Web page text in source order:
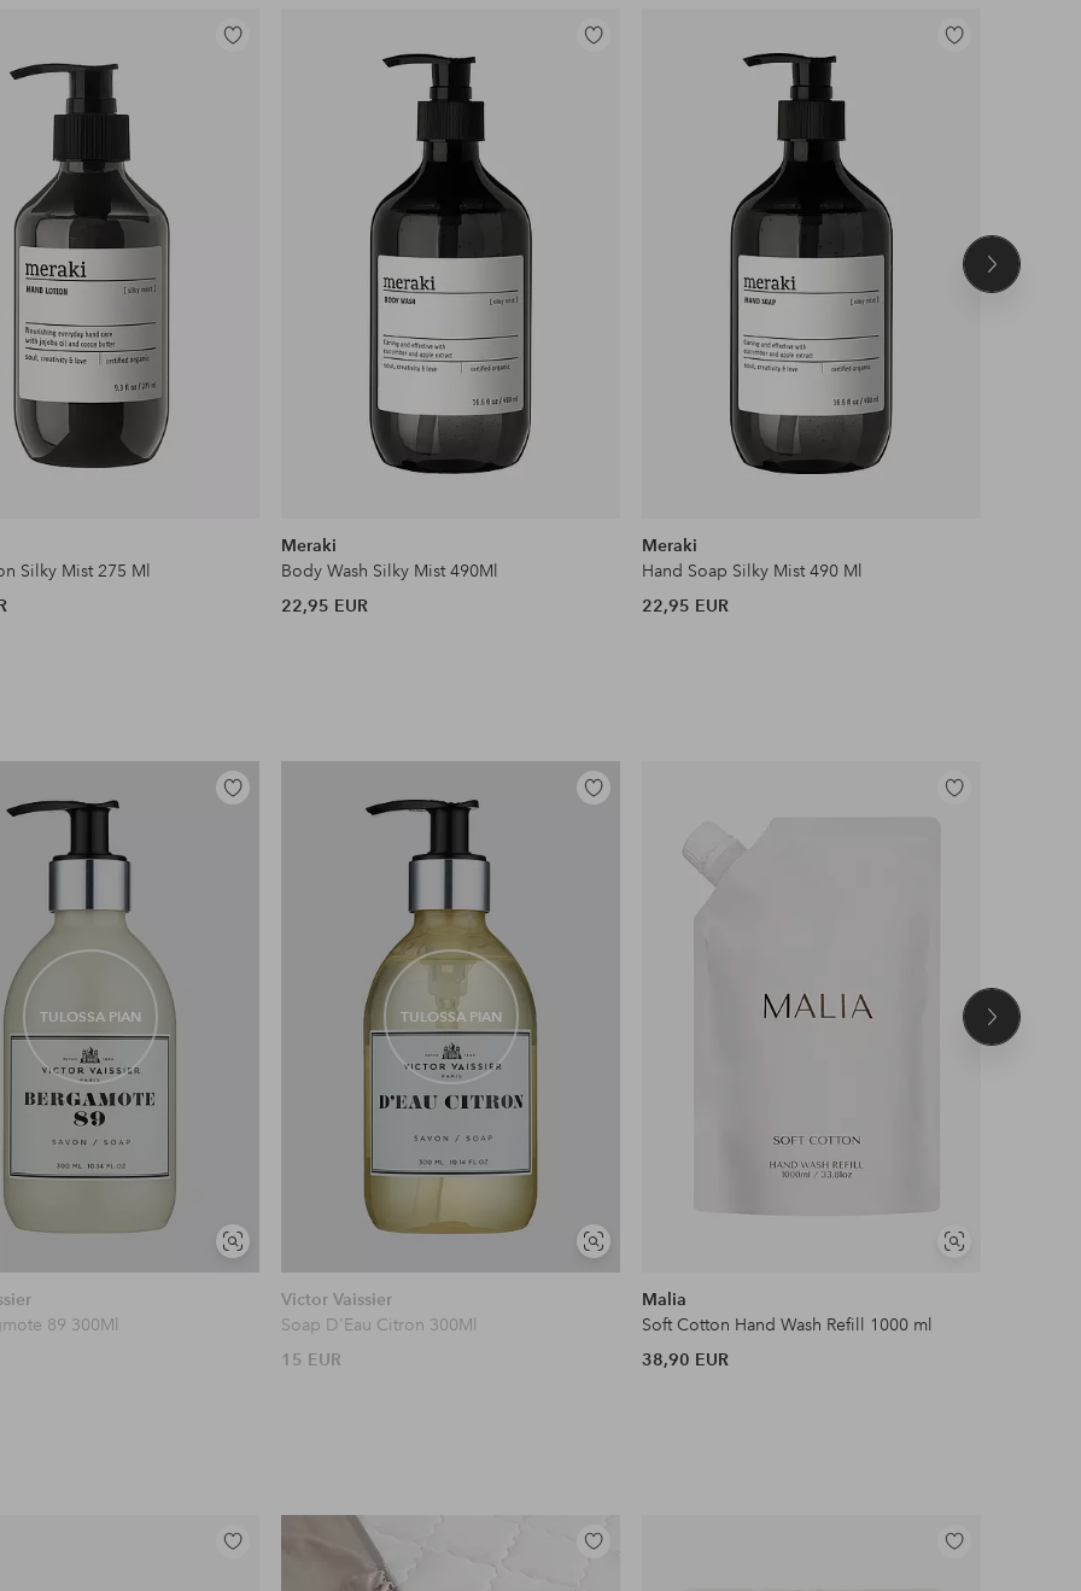
Lisää
Silky Mist 275 Ml
Lisää
Meraki
Body Wash Silky Mist 490Ml
22,95 EUR
Lisää
Meraki
Hand Soap Silky Mist 490 Ml
22,95 EUR
Seuraava
TULOSSA PIAN
Näytä
samankaltaisia
Lisää
89 300Ml
TULOSSA PIAN
Näytä
samankaltaisia
Lisää
Victor Vaissier
Soap D'Eau Citron 300Ml
15 EUR
Näytä
Lisää
Malia
Soft Cotton Hand Wash Refill 1000 ml
38,90 EUR
Seuraava
Lisää
Lisää
Lisää